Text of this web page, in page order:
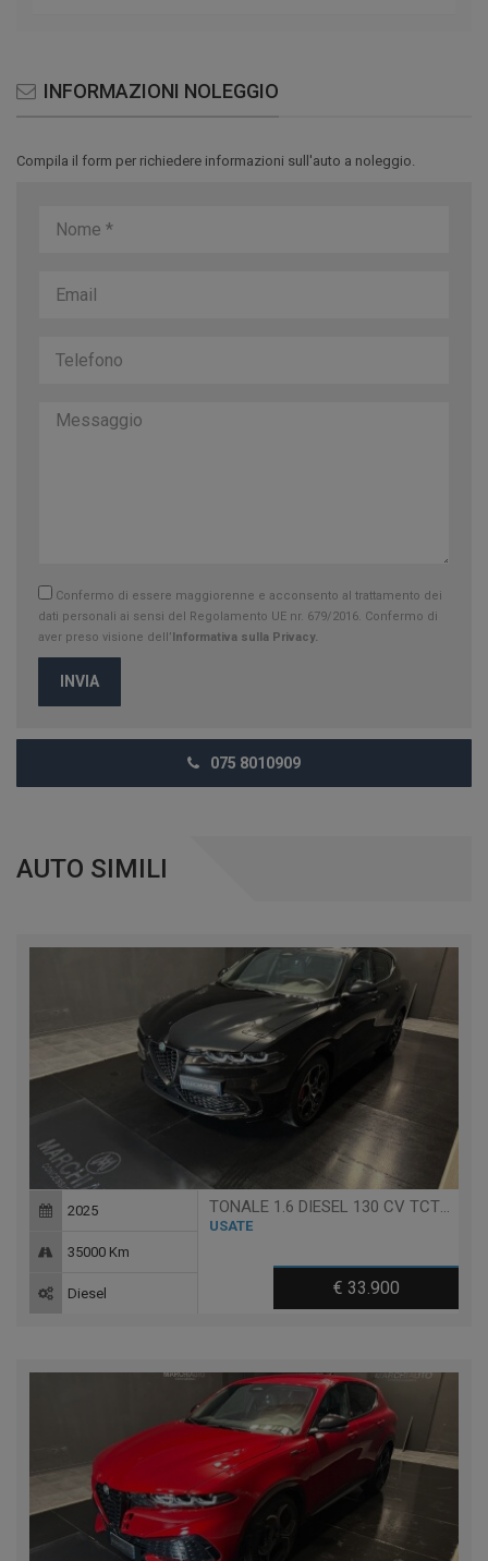
INFORMAZIONI NOLEGGIO
Compila il form per richiedere informazioni sull'auto a noleggio.
Confermo di essere maggiorenne e acconsento al trattamento dei
dati personali ai sensi del Regolamento UE nr. 679/2016. Confermo di
aver preso visione dell’ Informativa sulla Privacy.
INVIA
075 8010909
AUTO SIMILI
TONALE 1.6 DIESEL 130 CV TCT6 VELOCE
USATE
€ 33.900
2025
35000 Km
Diesel